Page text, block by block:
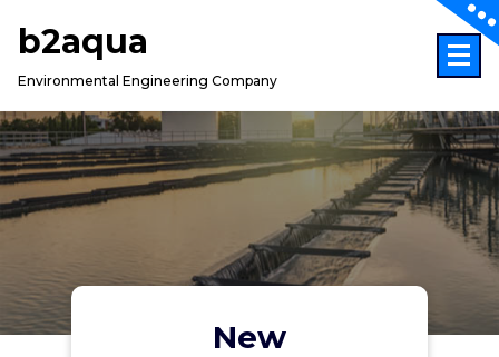
b2aqua
Environmental Engineering Company
New